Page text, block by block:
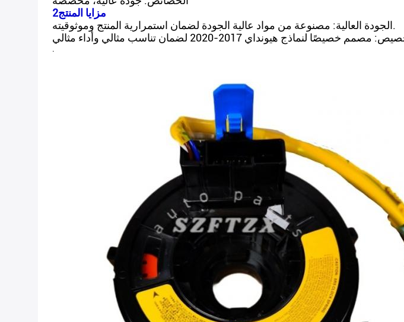
2مزايا المنتج
الجودة العالية: مصنوعة من مواد عالية الجودة لضمان استمرارية المنتج وموثوقيته.
.